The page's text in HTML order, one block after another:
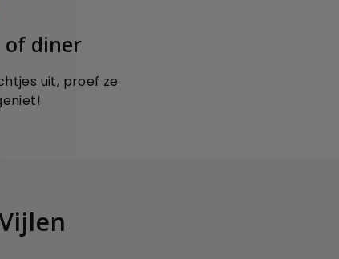
of diner
uit, proef ze